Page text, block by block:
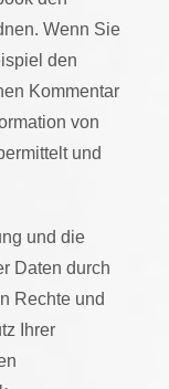
Wenn Sie
den
Kommentar
von
und
und die
Daten durch
Rechte und
Ihrer